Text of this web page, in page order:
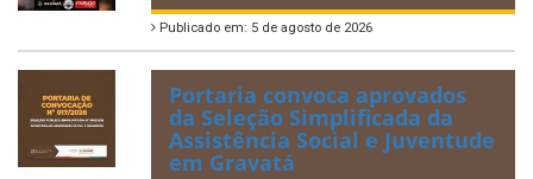
Publicado em: 5 de agosto de 2026
Portaria convoca aprovados
da Seleção Simplificada da
Assistência Social e Juventude
em Gravatá